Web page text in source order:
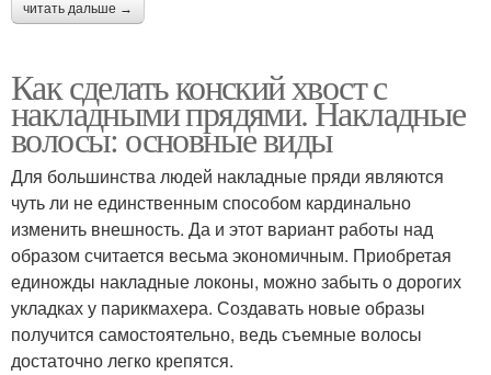
читать дальше →
Как сделать конский хвост с
накладными прядями. Накладные
волосы: основные виды
Для большинства людей накладные пряди являются
чуть ли не единственным способом кардинально
изменить внешность. Да и этот вариант работы над
образом считается весьма экономичным. Приобретая
единожды накладные локоны, можно забыть о дорогих
укладках у парикмахера. Создавать новые образы
получится самостоятельно, ведь съемные волосы
достаточно легко крепятся.